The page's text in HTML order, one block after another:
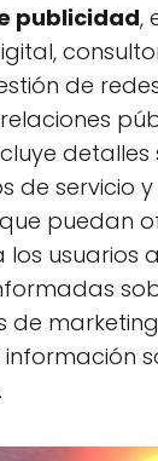
publicidad,
de
detalles
de servicio
puedan
los usuarios
de
.